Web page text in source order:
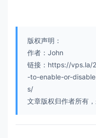
版权声明：
作者：John
链接：https://vps.la/
-to-enable-or-
s/
文章版权归作者所有，